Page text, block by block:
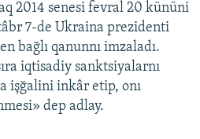
2014 senesi fevral 20 kününi
7-de Ukraina prezidenti
bağlı qanunnı imzaladı.
iqtisadiy sanktsiyalarnı
işğalini inkâr etip, onı
dep adlay.